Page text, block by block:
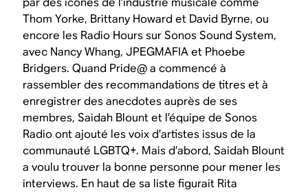
Thom Yorke, Brittany Howard et David Byrne, ou
encore les Radio Hours sur Sonos Sound System,
avec Nancy Whang, JPEGMAFIA et Phoebe
Bridgers. Quand Pride@ a commencé à
rassembler des recommandations de titres et à
enregistrer des anecdotes auprès de ses
membres, Saidah Blount et l’équipe de Sonos
Radio ont ajouté les voix d’artistes issus de la
communauté LGBTQ+. Mais d’abord, Saidah Blount
a voulu trouver la bonne personne pour mener les
interviews. En haut de sa liste figurait Rita